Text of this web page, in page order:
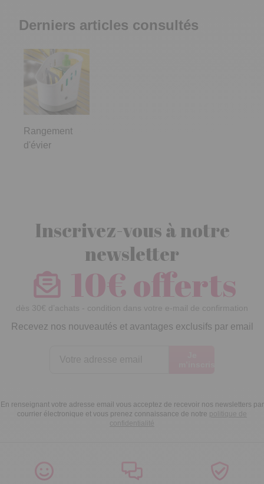
Derniers articles consultés
Rangement
d'évier
Inscrivez-vous à notre
newsletter
10€ offerts
dès 30€ d’achats - condition dans votre e-mail de confirmation
Recevez nos nouveautés et avantages exclusifs par email
En renseignant votre adresse email vous acceptez de recevoir nos newsletters par
courrier électronique et vous prenez connaissance de notre politique de
confidentialité